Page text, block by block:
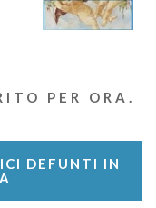
PER ORA.
DEFUNTI IN